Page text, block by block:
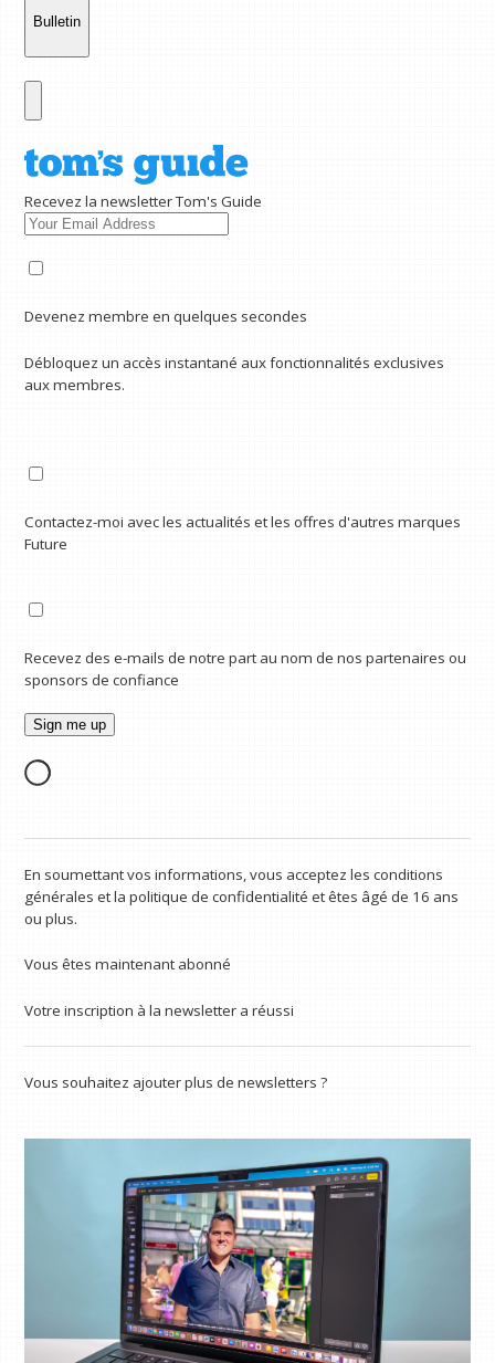
Bulletin
Recevez la newsletter Tom's Guide
Devenez membre en quelques secondes
Débloquez un accès instantané aux fonctionnalités exclusives
aux membres.
Contactez-moi avec les actualités et les offres d'autres marques
Future
Recevez des e-mails de notre part au nom de nos partenaires ou
sponsors de confiance
En soumettant vos informations, vous acceptez les conditions
générales et la politique de confidentialité et êtes âgé de 16 ans
ou plus.
Vous êtes maintenant abonné
Votre inscription à la newsletter a réussi
Vous souhaitez ajouter plus de newsletters ?